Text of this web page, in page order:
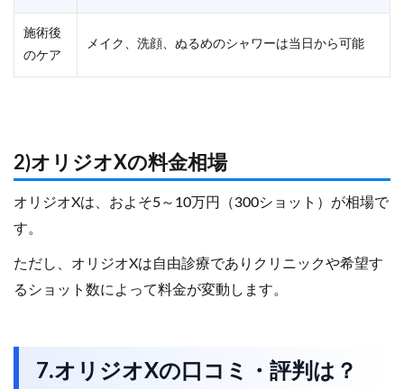
施術後
のケア
メイク、洗顔、ぬるめのシャワーは当日から可能
2)オリジオXの料金相場
オリジオXは、およそ5～10万円（300ショット）が相場で
す。
ただし、オリジオXは自由診療でありクリニックや希望す
るショット数によって料金が変動します。
7.オリジオXの口コミ・評判は？